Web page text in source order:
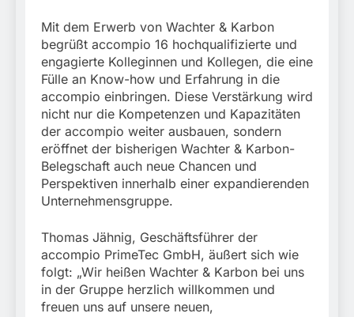
Mit dem Erwerb von Wachter & Karbon
begrüßt accompio 16 hochqualifizierte und
engagierte Kolleginnen und Kollegen, die eine
Fülle an Know-how und Erfahrung in die
accompio einbringen. Diese Verstärkung wird
nicht nur die Kompetenzen und Kapazitäten
der accompio weiter ausbauen, sondern
eröffnet der bisherigen Wachter & Karbon-
Belegschaft auch neue Chancen und
Perspektiven innerhalb einer expandierenden
Unternehmensgruppe.
Thomas Jähnig, Geschäftsführer der
accompio PrimeTec GmbH, äußert sich wie
folgt: „Wir heißen Wachter & Karbon bei uns
in der Gruppe herzlich willkommen und
freuen uns auf unsere neuen,